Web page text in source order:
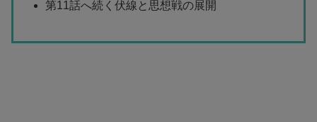
第11話へ続く伏線と思想戦の展開